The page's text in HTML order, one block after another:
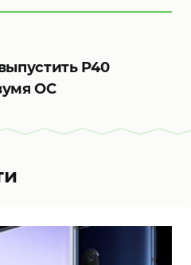
P40
ОС